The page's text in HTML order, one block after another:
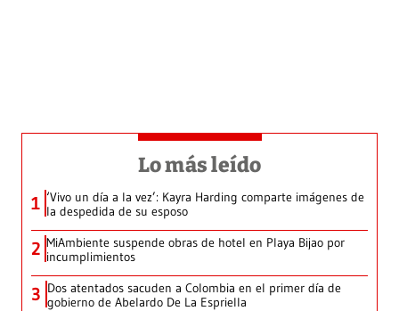
Lo más leído
1 ‘Vivo un día a la vez’: Kayra Harding comparte imágenes de
la despedida de su esposo
2 MiAmbiente suspende obras de hotel en Playa Bijao por
incumplimientos
3 Dos atentados sacuden a Colombia en el primer día de
gobierno de Abelardo De La Espriella